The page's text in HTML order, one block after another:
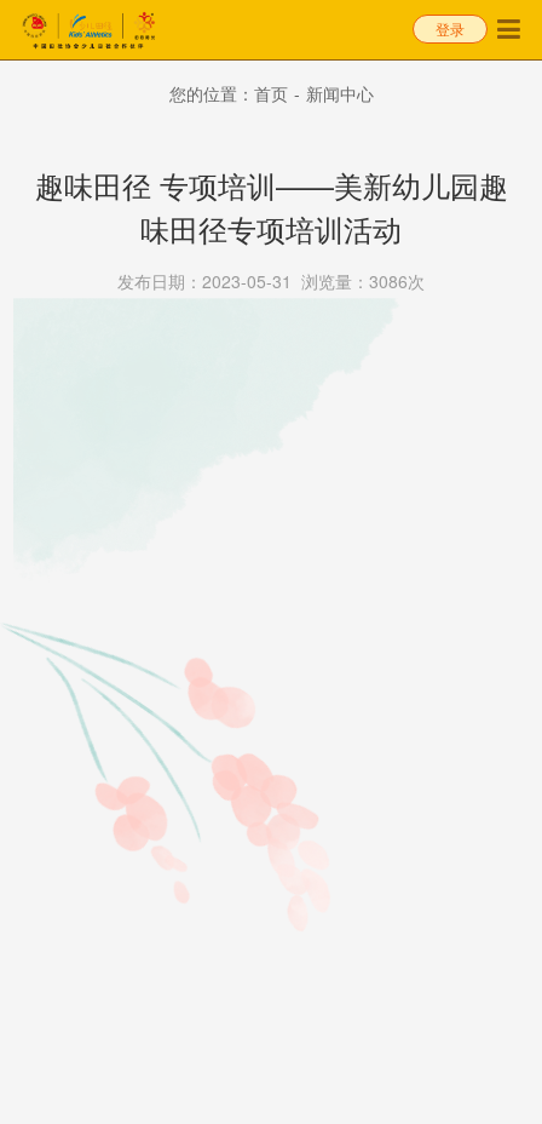
登录
您的位置： 首页 - 新闻中心
趣味田径 专项培训——美新幼儿园趣
味田径专项培训活动
发布日期：2023-05-31 浏览量：3086次